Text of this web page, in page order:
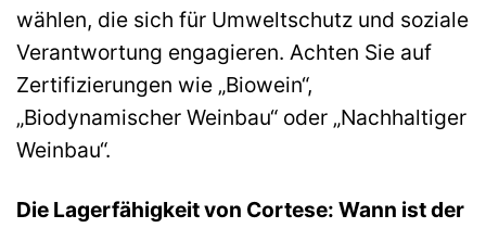
wählen, die sich für Umweltschutz und soziale
Verantwortung engagieren. Achten Sie auf
Zertifizierungen wie „Biowein“,
„Biodynamischer Weinbau“ oder „Nachhaltiger
Weinbau“.
Die Lagerfähigkeit von Cortese: Wann ist der